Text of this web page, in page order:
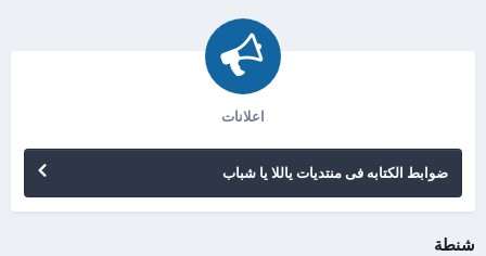
اعلانات
ضوابط الكتابه فى منتديات ياللا يا شباب
شنطة